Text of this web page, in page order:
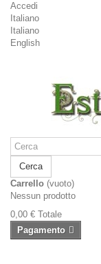
Accedi
Italiano
Italiano
English
Cerca
Carrello (vuoto)
Nessun prodotto
0,00 € Totale
Pagamento